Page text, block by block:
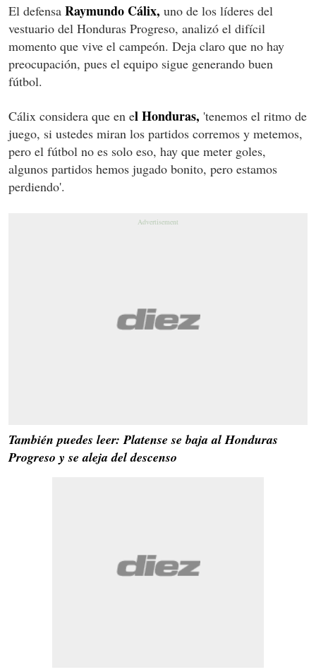
El defensa Raymundo Cálix, uno de los líderes del
vestuario del Honduras Progreso, analizó el difícil
momento que vive el campeón. Deja claro que no hay
preocupación, pues el equipo sigue generando buen
fútbol.
Cálix considera que en el Honduras, 'tenemos el ritmo de
juego, si ustedes miran los partidos corremos y metemos,
pero el fútbol no es solo eso, hay que meter goles,
algunos partidos hemos jugado bonito, pero estamos
perdiendo'.
También puedes leer: Platense se baja al Honduras
Progreso y se aleja del descenso